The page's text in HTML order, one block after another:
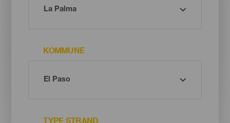
KOMMUNE
TYPE STRAND